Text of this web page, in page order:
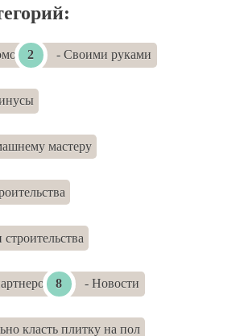
- Своими руками
мастеру
- Новости
класть плитку на пол